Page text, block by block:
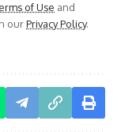
of Use and
ourPrivacy Policy.